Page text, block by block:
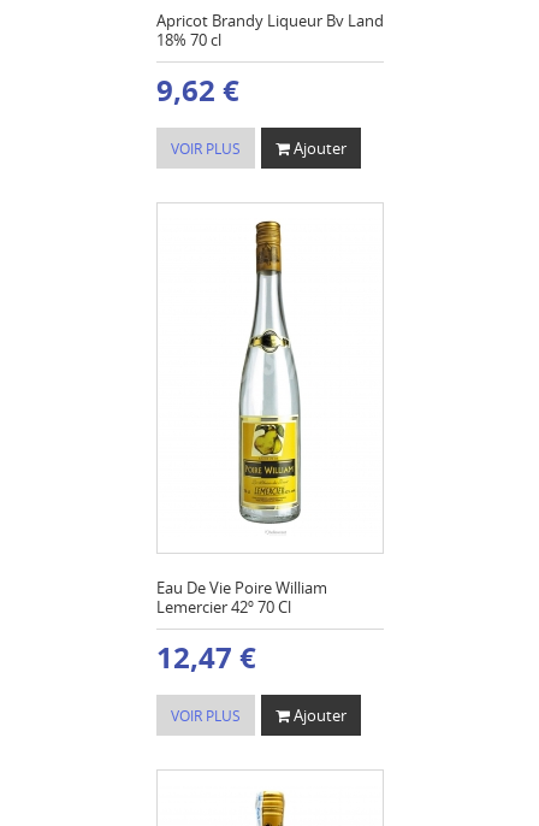
Apricot Brandy Liqueur Bv Land
18% 70 cl
9,62 €
VOIR PLUS Ajouter
Eau De Vie Poire William
Lemercier 42º 70 Cl
12,47 €
VOIR PLUS Ajouter